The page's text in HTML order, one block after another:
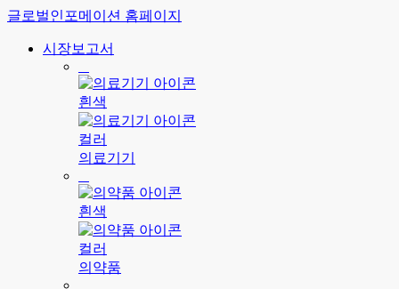
글로벌인포메이션 홈페이지
시장보고서
의료기기
의약품